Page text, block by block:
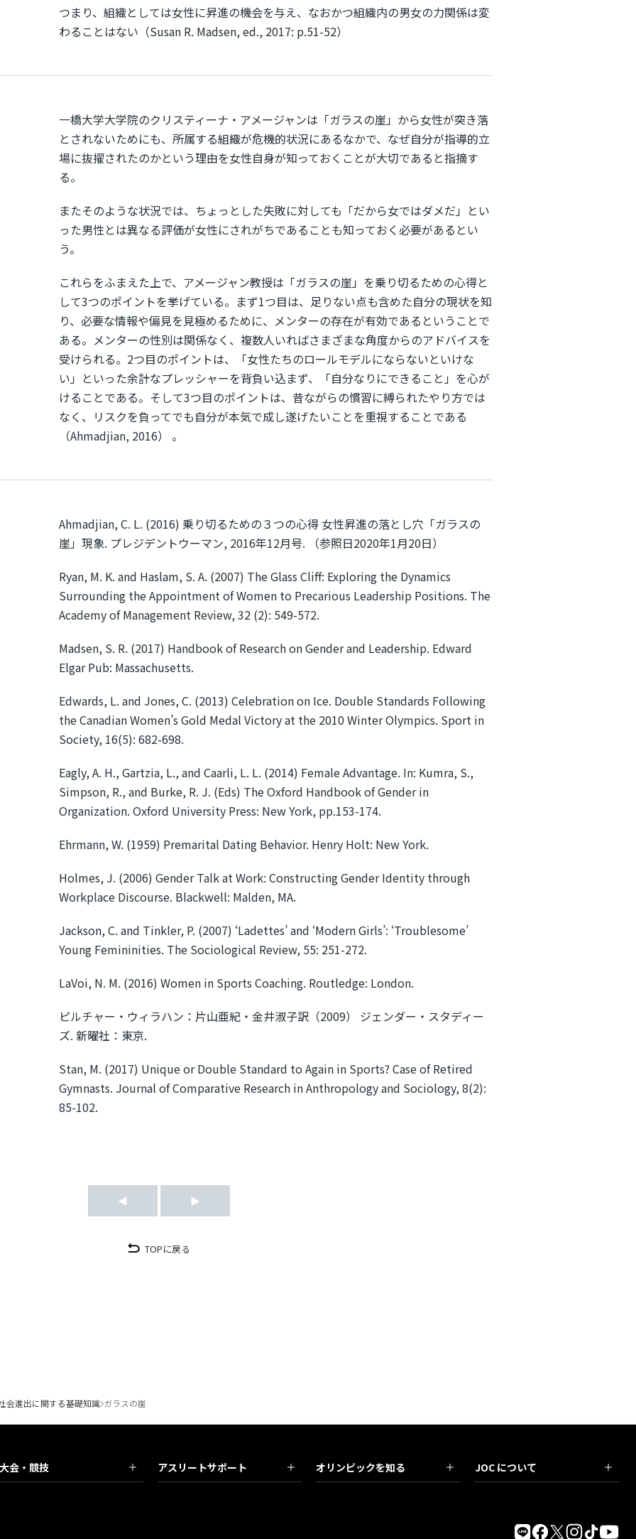
つまり、組織としては女性に昇進の機会を与え、なおかつ組織内の男女の力関係は変
わることはない（Susan R. Madsen, ed., 2017: p.51-52）
一橋大学大学院のクリスティーナ・アメージャンは「ガラスの崖」から女性が突き落
とされないためにも、所属する組織が危機的状況にあるなかで、なぜ自分が指導的立
場に抜擢されたのかという理由を女性自身が知っておくことが大切であると指摘す
る。
またそのような状況では、ちょっとした失敗に対しても「だから女ではダメだ」とい
った男性とは異なる評価が女性にされがちであることも知っておく必要があるとい
う。
これらをふまえた上で、アメージャン教授は「ガラスの崖」を乗り切るための心得と
して3つのポイントを挙げている。まず1つ目は、足りない点も含めた自分の現状を知
り、必要な情報や偏見を見極めるために、メンターの存在が有効であるということで
ある。メンターの性別は関係なく、複数人いればさまざまな角度からのアドバイスを
受けられる。2つ目のポイントは、「女性たちのロールモデルにならないといけな
い」といった余計なプレッシャーを背負い込まず、「自分なりにできること」を心が
けることである。そして3つ目のポイントは、昔ながらの慣習に縛られたやり方では
なく、リスクを負ってでも自分が本気で成し遂げたいことを重視することである
（Ahmadjian, 2016） 。
Ahmadjian, C. L. (2016) 乗り切るための３つの心得 女性昇進の落とし穴「ガラスの
崖」現象. プレジデントウーマン, 2016年12月号. （参照日2020年1月20日）
Ryan, M. K. and Haslam, S. A. (2007) The Glass Cliff: Exploring the Dynamics
Surrounding the Appointment of Women to Precarious Leadership Positions. The
Academy of Management Review, 32 (2): 549-572.
Madsen, S. R. (2017) Handbook of Research on Gender and Leadership. Edward
Elgar Pub: Massachusetts.
Edwards, L. and Jones, C. (2013) Celebration on Ice. Double Standards Following
the Canadian Women’s Gold Medal Victory at the 2010 Winter Olympics. Sport in
Society, 16(5): 682-698.
Eagly, A. H., Gartzia, L., and Caarli, L. L. (2014) Female Advantage. In: Kumra, S.,
Simpson, R., and Burke, R. J. (Eds) The Oxford Handbook of Gender in
Organization. Oxford University Press: New York, pp.153-174.
Ehrmann, W. (1959) Premarital Dating Behavior. Henry Holt: New York.
Holmes, J. (2006) Gender Talk at Work: Constructing Gender Identity through
Workplace Discourse. Blackwell: Malden, MA.
Jackson, C. and Tinkler, P. (2007) ‘Ladettes’ and ‘Modern Girls’: ‘Troublesome’
Young Femininities. The Sociological Review, 55: 251-272.
LaVoi, N. M. (2016) Women in Sports Coaching. Routledge: London.
ピルチャー・ウィラハン：片山亜紀・金井淑子訳（2009） ジェンダー・スタディー
ズ. 新曜社：東京.
Stan, M. (2017) Unique or Double Standard to Again in Sports? Case of Retired
Gymnasts. Journal of Comparative Research in Anthropology and Sociology, 8(2):
85-102.
◀ ▶
TOPに戻る
会進出に関する基礎知識 ガラスの崖
会・競技 アスリートサポート オリンピックを知る JOC について